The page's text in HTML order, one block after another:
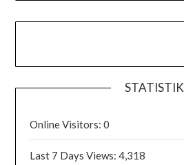
STATISTIK
Online Visitors:0
Last 7 Days Views:4,318